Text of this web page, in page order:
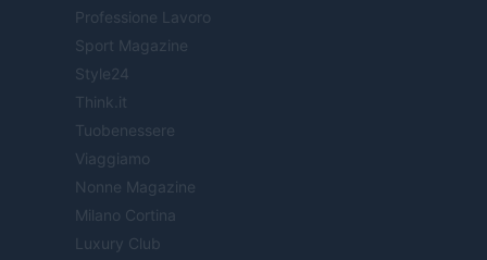
Professione Lavoro
Sport Magazine
Style24
Think.it
Tuobenessere
Viaggiamo
Nonne Magazine
Milano Cortina
Luxury Club